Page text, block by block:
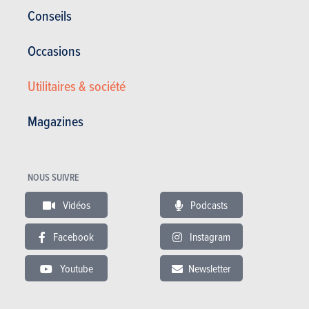
Conseils
Occasions
Utilitaires & société
Magazines
NOUS SUIVRE
Vidéos Podcasts
Facebook Instagram
Youtube Newsletter